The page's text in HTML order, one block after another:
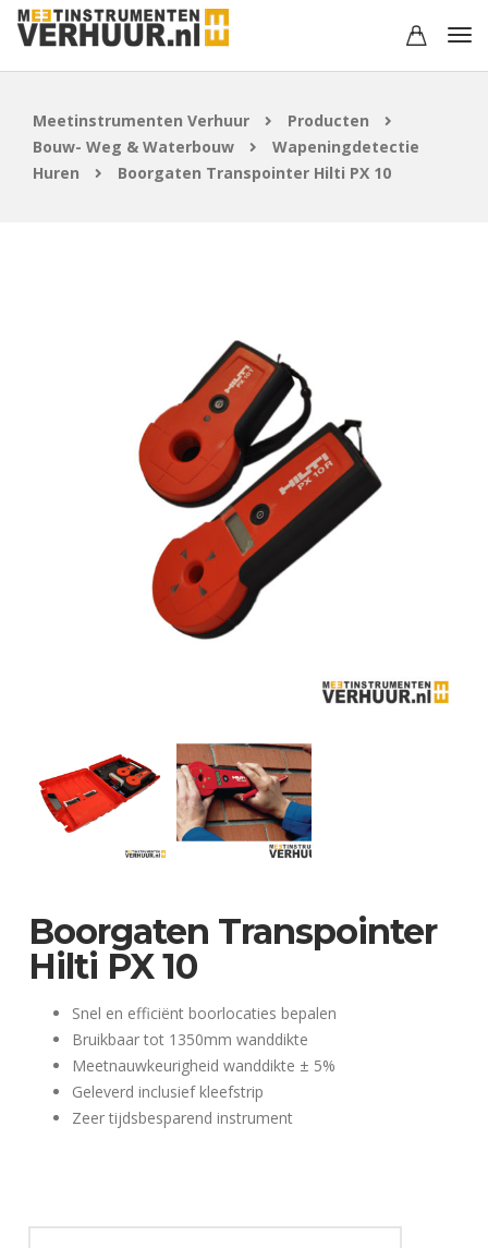
Meetinstrumenten Verhuur
Producten
Bouw- Weg & Waterbouw
Wapeningdetectie
Huren
Boorgaten Transpointer Hilti PX 10
Boorgaten Transpointer
Hilti PX 10
Snel en efficiënt boorlocaties bepalen
Bruikbaar tot 1350mm wanddikte
Meetnauwkeurigheid wanddikte ± 5%
Geleverd inclusief kleefstrip
Zeer tijdsbesparend instrument